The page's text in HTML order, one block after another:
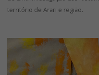
território de Arari e região.